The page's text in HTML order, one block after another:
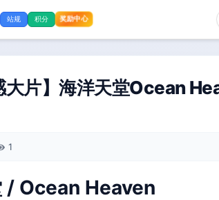
站规 积分 奖励中心
片】海洋天堂Ocean
1
/ Ocean Heaven